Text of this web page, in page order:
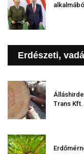
Erdészeti,
Trans Kft.